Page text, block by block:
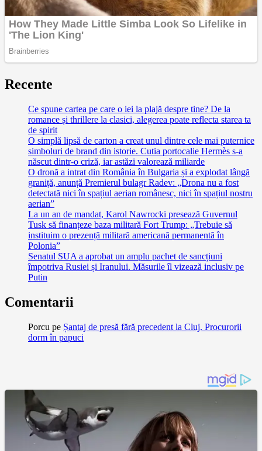
Recente
Ce spune cartea pe care o iei la plajă despre tine? De la
romance și thrillere la clasici, alegerea poate reflecta starea ta
de spirit
O simplă lipsă de carton a creat unul dintre cele mai puternice
simboluri de brand din istorie. Cutia portocalie Hermès s-a
născut dintr-o criză, iar astăzi valorează miliarde
O dronă a intrat din România în Bulgaria și a explodat lângă
graniță, anunță Premierul bulagr Radev: „Drona nu a fost
detectată nici în spațiul aerian românesc, nici în spațiul nostru
aerian”
La un an de mandat, Karol Nawrocki presează Guvernul
Tusk să finanțeze baza militară Fort Trump: „Trebuie să
instituim o prezență militară americană permanentă în
Polonia”
Senatul SUA a aprobat un amplu pachet de sancțiuni
împotriva Rusiei și Iranului. Măsurile îl vizează inclusiv pe
Putin
Comentarii
Porcu pe Șantaj de presă fără precedent la Cluj. Procurorii
dorm în papuci